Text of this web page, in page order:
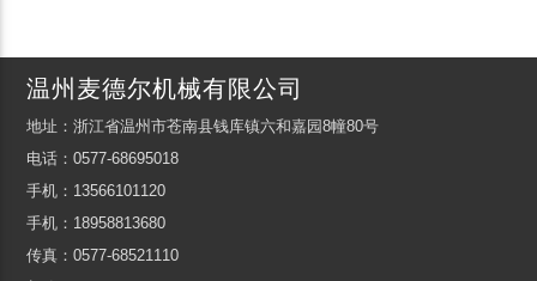
温州麦德尔机械有限公司
地址：浙江省温州市苍南县钱库镇六和嘉园8幢80号
电话：0577-68695018
手机：13566101120
手机：18958813680
传真：0577-68521110